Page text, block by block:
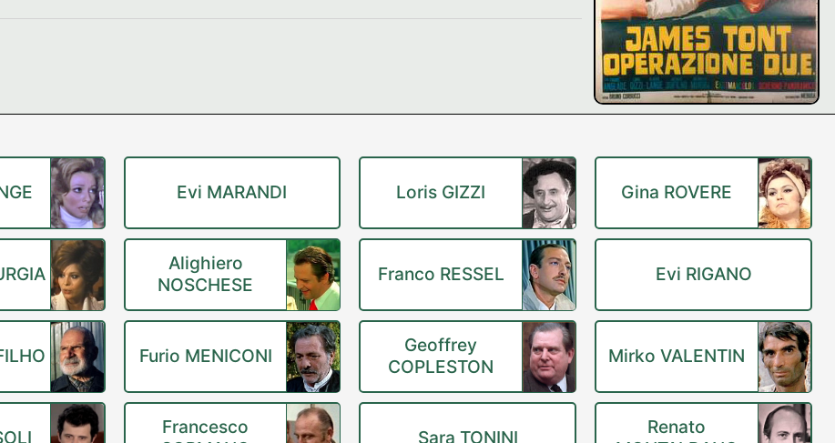
Evi MARANDI Loris GIZZI Gina ROVERE
Alighiero
NOSCHESE
Franco RESSEL Evi RIGANO
Furio MENICONI
Geoffrey
COPLESTON
Mirko VALENTIN
Francesco
Sara TONINI
Renato